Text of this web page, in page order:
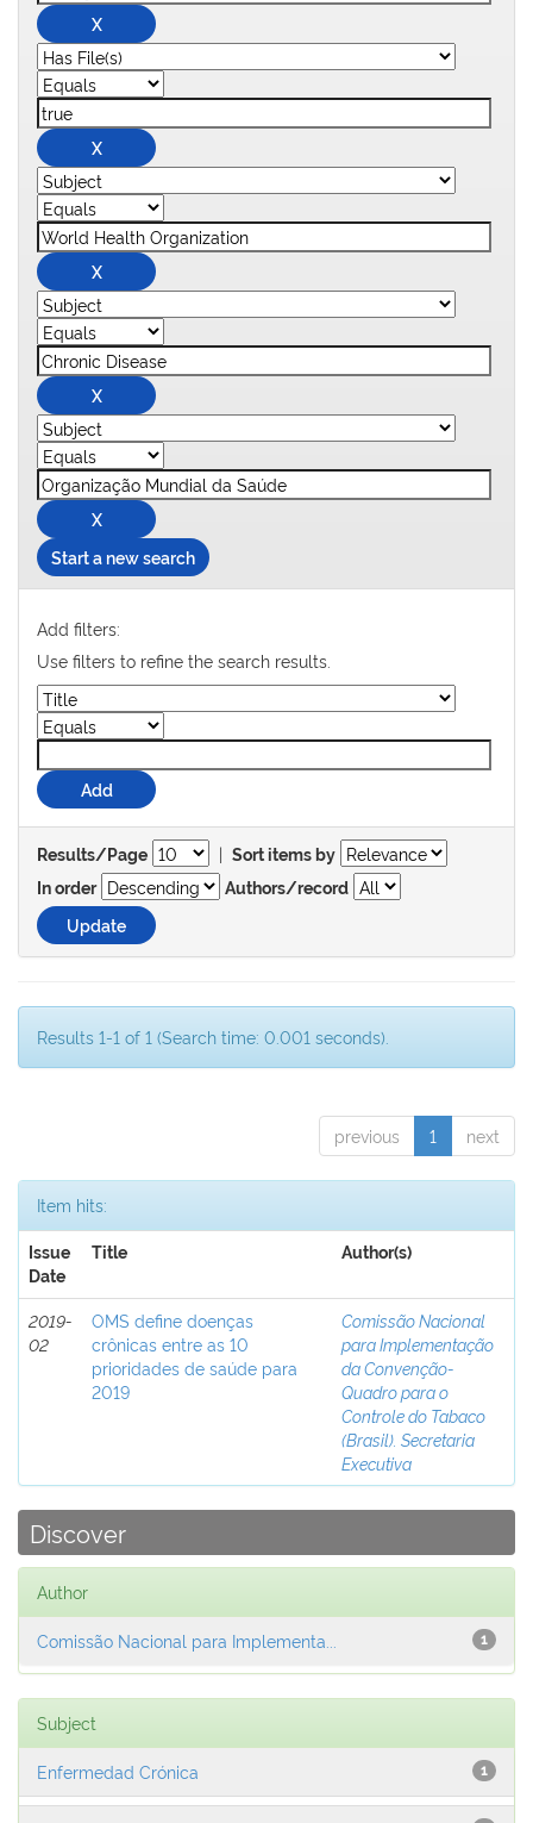
Start a new search
Add filters:
Use filters to refine the search results.
Results/Page | Sort items by
In order
Authors/record
Results 1-1 of 1 (Search time: 0.001 seconds).
previous 1 next
Item hits:
Issue
Date
Title Author(s)
2019-
02
OMS define doenças
crônicas entre as 10
prioridades de saúde para
2019
Comissão Nacional
para Implementação
da Convenção-
Quadro para o
Controle do Tabaco
(Brasil). Secretaria
Executiva
Discover
Author
1
Comissão Nacional para Implementa...
Subject
1
Enfermedad Crónica